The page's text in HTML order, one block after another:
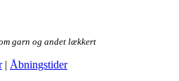
garn og andet lækkert
| Åbningstider